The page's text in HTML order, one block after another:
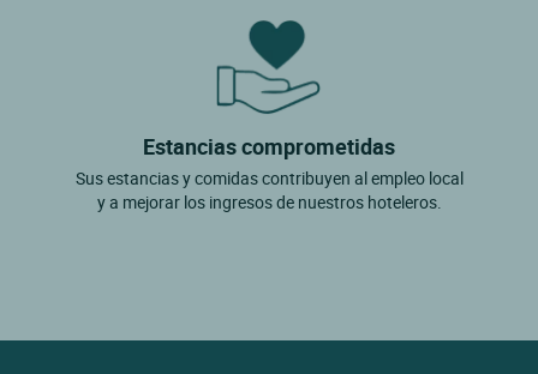
Estancias comprometidas
Sus estancias y comidas contribuyen al empleo local
y a mejorar los ingresos de nuestros hoteleros.